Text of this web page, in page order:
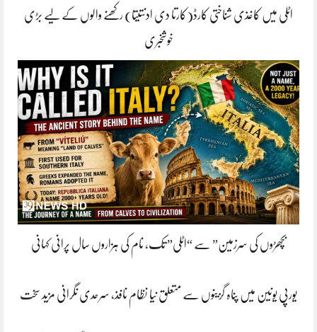
اٹلی میں کاغذی شناختی کارڈ(کارتا دی ادنتیتا) رکھنے والوں کے لیے بڑی
خوشخبری
بچھڑوں کی سرزمین” سے “اٹلی” تک، نام کی ہزاروں سال پرانی کہانی
یورپی یونین میں پناہ گزینوں سے متعلق نیا نظام نافذ، سرحدی نگرانی مزید سخت